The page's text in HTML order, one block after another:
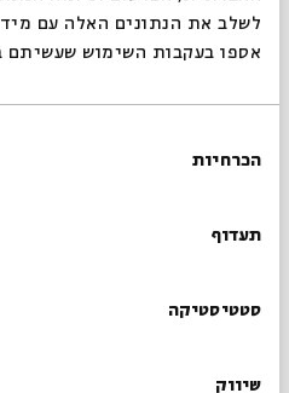
לשלב את הנתונים האלה עם
אספו בעקבות השימוש שעשיתם
הסכמה
הכרחיות
תעדוף
סטטיסטיקה
שיווק
שיתוף